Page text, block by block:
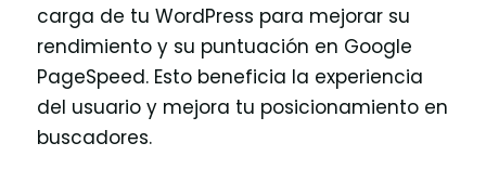
carga de tu WordPress para mejorar su
rendimiento y su puntuación en Google
PageSpeed. Esto beneficia la experiencia
del usuario y mejora tu posicionamiento en
buscadores.